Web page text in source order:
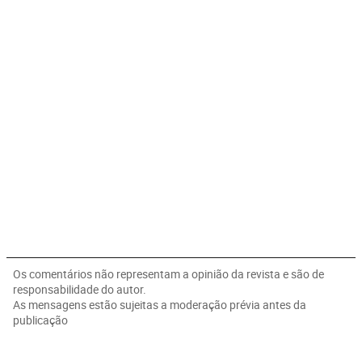
Os comentários não representam a opinião da revista e são de
responsabilidade do autor.
As mensagens estão sujeitas a moderação prévia antes da
publicação